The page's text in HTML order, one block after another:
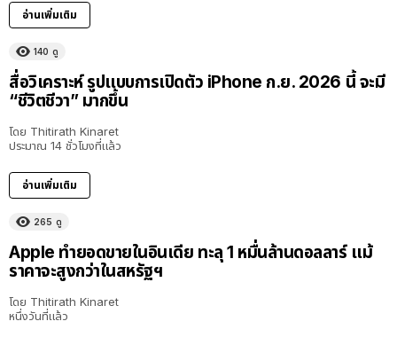
อ่านเพิ่มเติม
140 ดู
สื่อวิเคราะห์ รูปแบบการเปิดตัว iPhone ก.ย. 2026 นี้ จะมี
“ชีวิตชีวา” มากขึ้น
โดย Thitirath Kinaret
ประมาณ 14 ชั่วโมงที่แล้ว
อ่านเพิ่มเติม
265 ดู
Apple ทำยอดขายในอินเดีย ทะลุ 1 หมื่นล้านดอลลาร์ แม้
ราคาจะสูงกว่าในสหรัฐฯ
โดย Thitirath Kinaret
หนึ่งวันที่แล้ว